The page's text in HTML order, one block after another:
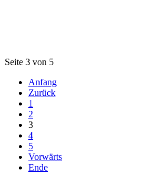
Seite 3 von 5
Anfang
Zurück
1
2
3
4
5
Vorwärts
Ende